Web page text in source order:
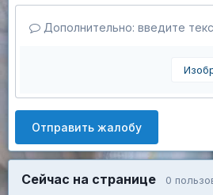
Дополнительно: введите
Отправить жалобу
Сейчас на странице 0